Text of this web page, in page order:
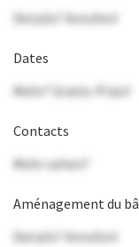
Details? Anrufen!
Dates
Mehr? Gratis-Präsi!
Contacts
Mehr sehen?
Aménagement du
Details? Anrufen!